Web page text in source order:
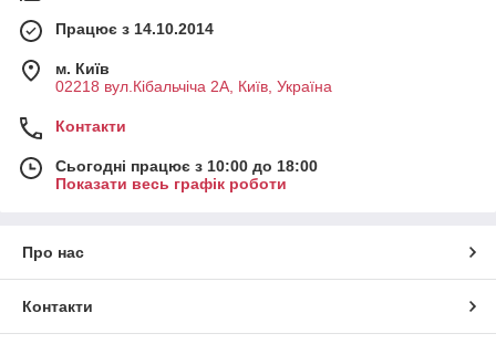
Працює з 14.10.2014
м. Київ
02218 вул.Кібальчіча 2А, Київ, Україна
Контакти
Сьогодні працює з 10:00 до 18:00
Показати весь графік роботи
Про нас
Контакти